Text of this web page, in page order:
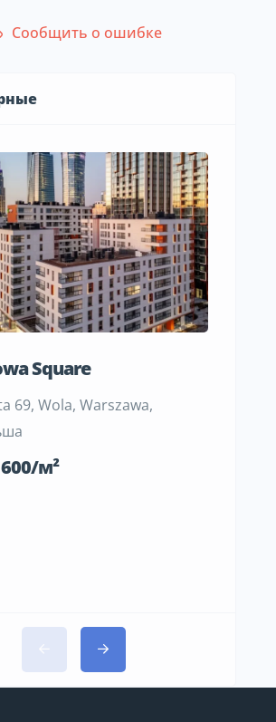
Сообщить о ошибке
Square
69, Wola, Warszawa,
м²